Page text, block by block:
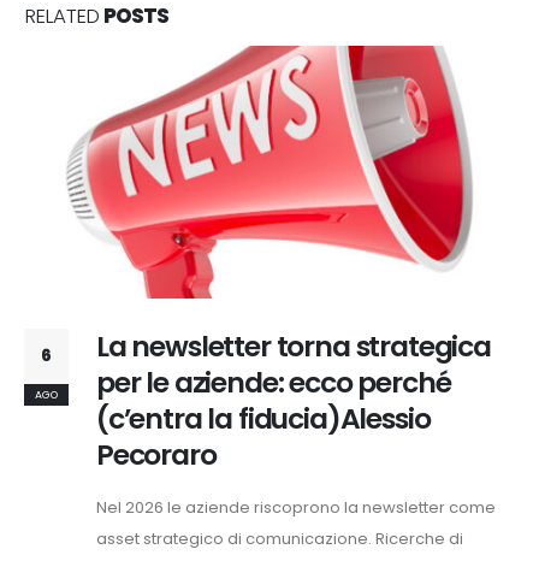
RELATED POSTS
6
AGO
La newsletter torna strategica
per le aziende: ecco perché
(c’entra la fiducia)Alessio
Pecoraro
Nel 2026 le aziende riscoprono la newsletter come
asset strategico di comunicazione. Ricerche di